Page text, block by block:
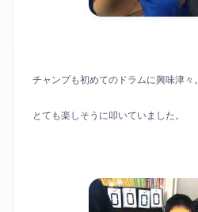
チャンプも初めてのドラムに興味津々。
とても楽しそうに叩いていました。